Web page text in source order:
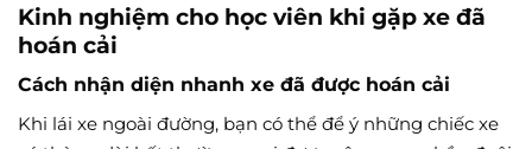
Kinh nghiệm cho học viên khi gặp xe đã
hoán cải
Cách nhận diện nhanh xe đã được hoán cải
Khi lái xe ngoài đường, bạn có thể để ý những chiếc xe